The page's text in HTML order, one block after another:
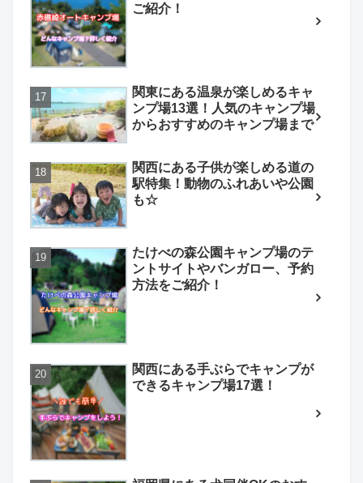
ご紹介！
関東にある温泉が楽しめるキャ
ンプ場13選！人気のキャンプ場
からおすすめのキャンプ場まで
関西にある子供が楽しめる道の
駅特集！動物のふれあいや公園
も☆
たけべの森公園キャンプ場のテ
ントサイトやバンガロー、予約
方法をご紹介！
関西にある手ぶらでキャンプが
できるキャンプ場17選！